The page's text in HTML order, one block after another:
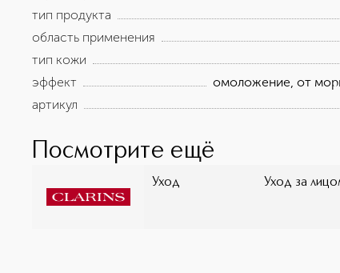
тип продукта
область применения
тип кожи
эффект
омоложение, от
артикул
Посмотрите ещё
Уход Уход за